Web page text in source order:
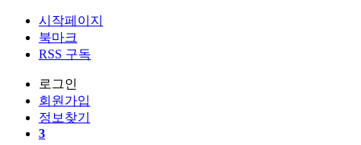
시작페이지
북마크
RSS 구독
로그인
회원 가입
정보찾기
3